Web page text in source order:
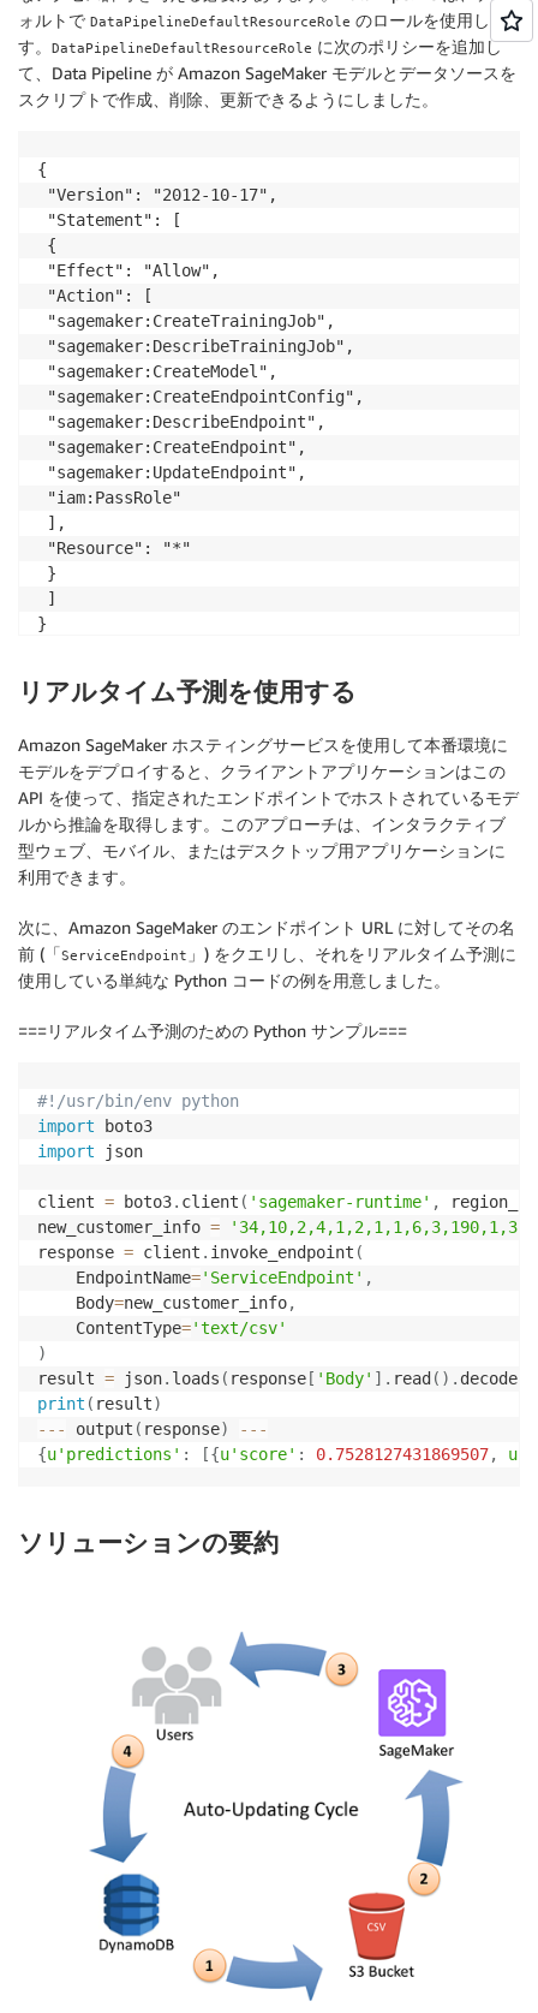
# Start training job and creating model artifact
TRAINING_JOB_NAME=TRAIN-${DTTIME}
S3OUTPUT="s3://<your bucket name>/model/"
VOLUMESIZE
aws sagemaker create-training-job --training-job-
# Wait until job completed
aws sagemaker wait training-job-completed-or-
# Get newly created model artifact and create model
MODELARTIFACT=`aws sagemaker describe-training-job
MODELNAME=MODEL-${DTTIME}
aws sagemaker create-model --region
# create a new endpoint configuration
CONFIGNAME=CONFIG-${DTTIME}
aws sagemaker  create-endpoint-config
# create or update the endpoint
STATUS
if
then
else
aws sagemaker  update-endpoint --endpoint-name
ォルトで DataPipelineDefaultResourceRole のロールを使用しま
す。
DataPipelineDefaultResourceRole に次のポリシーを追加し
て、Data Pipeline が Amazon SageMaker モデルとデータソースを
スクリプトで作成、削除、更新できるようにしました。
{
"Version": "2012-10-17",
"Statement": [
{
"Effect": "Allow",
"Action": [
"sagemaker:CreateTrainingJob",
"sagemaker:DescribeTrainingJob",
"sagemaker:CreateModel",
"sagemaker:CreateEndpointConfig",
"sagemaker:DescribeEndpoint",
"sagemaker:CreateEndpoint",
"sagemaker:UpdateEndpoint",
"iam:PassRole"
],
"Resource": "*"
}
]
}
リアルタイム予測を使用する
Amazon SageMaker ホスティングサービスを使用して本番環境に
モデルをデプロイすると、クライアントアプリケーションはこの
API を使って、指定されたエンドポイントでホストされているモデ
ルから推論を取得します。このアプローチは、インタラクティブ
型ウェブ、モバイル、またはデスクトップ用アプリケーションに
利用できます。
次に、Amazon SageMaker のエンドポイント URL に対してその名
前 (「ServiceEndpoint 」) をクエリし、それをリアルタイム予測に
使用している単純な Python コードの例を用意しました。
===リアルタイム予測のための Python サンプル===
#!/usr/bin/env python
import
import json
client = boto3. client ( 'sagemaker-runtime' ,
new_customer_info =
response = client . invoke_endpoint (
    EndpointName
='ServiceEndpoint' ,
    Body
=new_customer_info,
    ContentType
='text/csv'
)
result = json. loads ( response [ 'Body' ] . read ( ) . decode
print ( result)
- - - output ( response) - - -
{u'predictions' : [{u'score' : 0.7528127431869507,
ソリューションの要約